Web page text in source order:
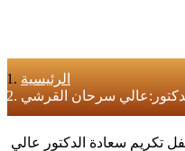
الرئيسية
سرحان القرشي